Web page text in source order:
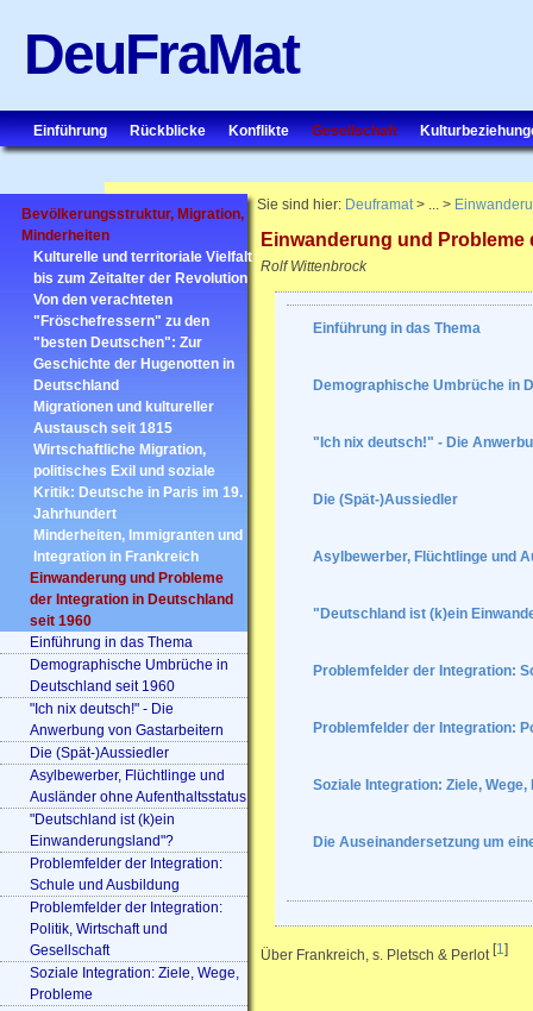
DeuFraMat
Einführung Rückblicke Konflikte Gesellschaft
Bevölkerungsstruktur, Migration,
Minderheiten
Kulturelle und territoriale Vielfalt
bis zum Zeitalter der Revolution
Von den verachteten
"Fröschefressern" zu den
"besten Deutschen": Zur
Geschichte der Hugenotten in
Deutschland
Migrationen und kultureller
Austausch seit 1815
Wirtschaftliche Migration,
politisches Exil und soziale
Kritik: Deutsche in Paris im 19.
Jahrhundert
Minderheiten, Immigranten und
Integration in Frankreich
Einwanderung und Probleme
der Integration in Deutschland
seit 1960
Einführung in das Thema
Demographische Umbrüche in
Deutschland seit 1960
"Ich nix deutsch!" - Die
Anwerbung von Gastarbeitern
Die (Spät-)Aussiedler
Asylbewerber, Flüchtlinge und
Ausländer ohne Aufenthaltsstatus
"Deutschland ist (k)ein
Einwanderungsland"?
Problemfelder der Integration:
Schule und Ausbildung
Problemfelder der Integration:
Politik, Wirtschaft und
Gesellschaft
Soziale Integration: Ziele, Wege,
Probleme
Sie sind hier: Deuframat> ... >
Einwanderung und
Rolf Wittenbrock
Einführung in das Thema
Demographische Umbrüche in
"Ich nix deutsch!" - Die
Die (Spät-)Aussiedler
Asylbewerber, Flüchtlinge und
"Deutschland ist (k)ein
Problemfelder der Integration:
Problemfelder der Integration:
Soziale Integration: Ziele, Wege,
Die Auseinandersetzung um
Über Frankreich, s. Pletsch & Perlot [1]